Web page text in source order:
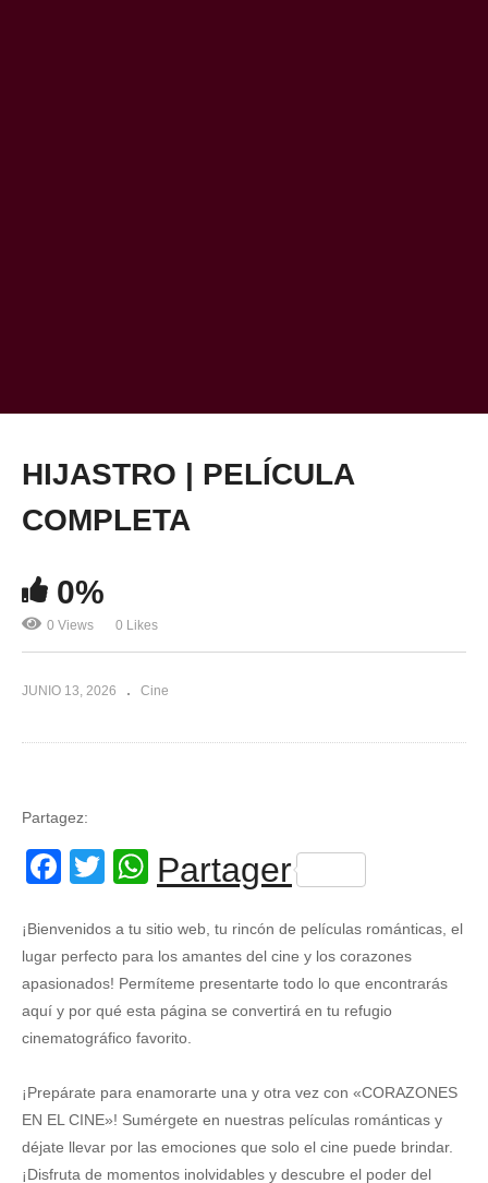
HIJASTRO | PELÍCULA
COMPLETA
0%
0 Views 0 Likes
JUNIO 13, 2026 Cine
Partagez:
Facebook
Twitter
WhatsApp
Partager
¡Bienvenidos a tu sitio web, tu rincón de películas románticas, el
lugar perfecto para los amantes del cine y los corazones
apasionados! Permíteme presentarte todo lo que encontrarás
aquí y por qué esta página se convertirá en tu refugio
cinematográfico favorito.
¡Prepárate para enamorarte una y otra vez con «CORAZONES
EN EL CINE»! Sumérgete en nuestras películas románticas y
déjate llevar por las emociones que solo el cine puede brindar.
¡Disfruta de momentos inolvidables y descubre el poder del